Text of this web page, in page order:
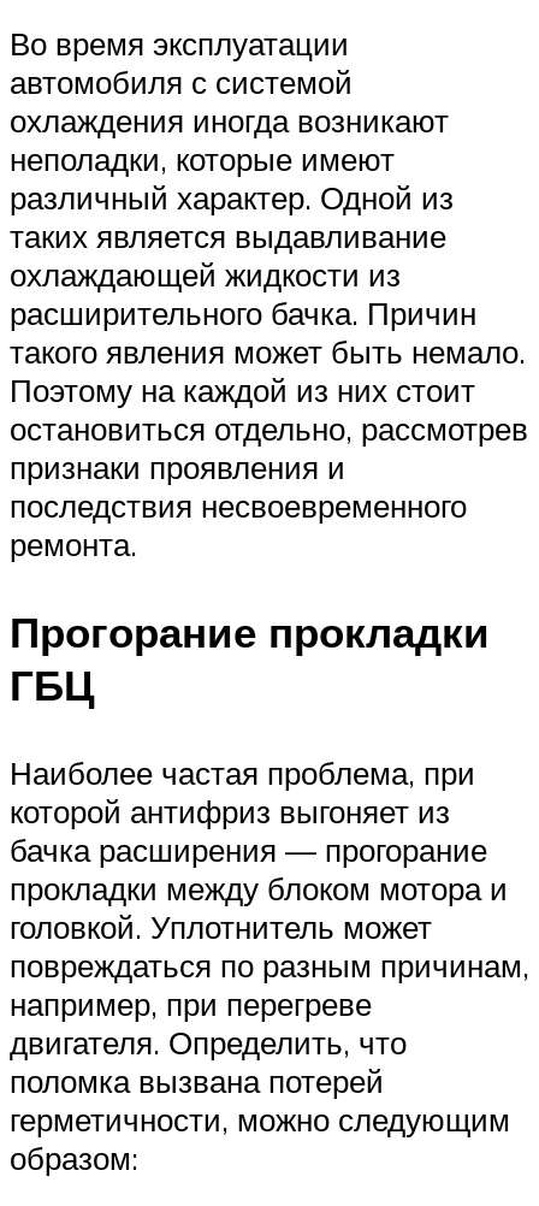
Во время эксплуатации
автомобиля с системой
охлаждения иногда возникают
неполадки, которые имеют
различный характер. Одной из
таких является выдавливание
охлаждающей жидкости из
расширительного бачка. Причин
такого явления может быть немало.
Поэтому на каждой из них стоит
остановиться отдельно, рассмотрев
признаки проявления и
последствия несвоевременного
ремонта.
Прогорание прокладки
ГБЦ
Наиболее частая проблема, при
которой антифриз выгоняет из
бачка расширения — прогорание
прокладки между блоком мотора и
головкой. Уплотнитель может
повреждаться по разным причинам,
например, при перегреве
двигателя. Определить, что
поломка вызвана потерей
герметичности, можно следующим
образом: